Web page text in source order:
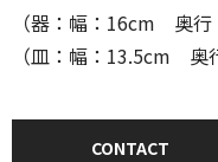
（器：幅：16cm 奥
（皿：幅：13.5cm
CONTACT